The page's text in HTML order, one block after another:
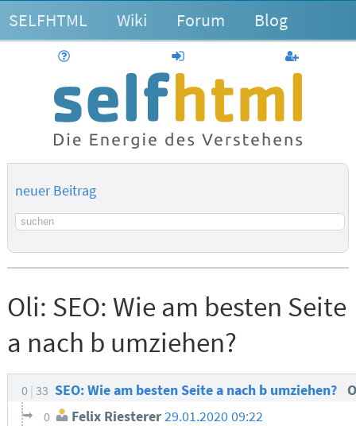
SELFHTML Wiki Forum Blog
anmelden
neuer Beitrag
Suchbegriff
Oli: SEO: Wie am besten Seite
a nach b umziehen?
0 33 SEO: Wie am besten Seite a nach b umziehen?
0 Felix Riesterer29.01.2020 09:22